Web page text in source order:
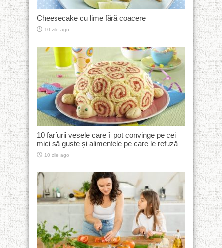
Cheesecake cu lime fără coacere
10 zile ago
10 farfurii vesele care îi pot convinge pe cei
mici să guste și alimentele pe care le refuză
10 zile ago